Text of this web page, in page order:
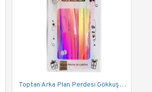
Toptan Arka Plan Perdesi Gökkuşağı Parlak